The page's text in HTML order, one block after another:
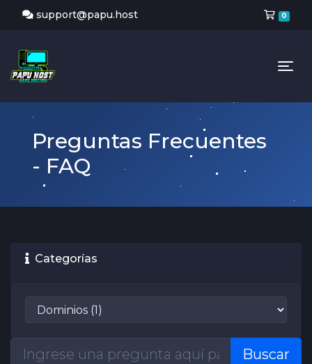
support@papu.host 0
Preguntas Frecuentes
- FAQ
Categorías
Buscar